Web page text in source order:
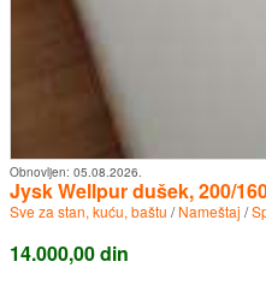
Obnovljen: 05.08.2026.
Jysk Wellpur dušek, 200/
Sve za stan, kuću, baštu /Nameštaj /
14.000,00 din